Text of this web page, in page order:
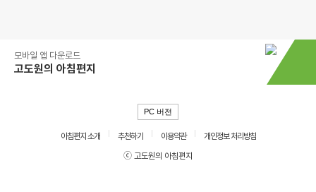
모바일 앱 다운로드
고도원의 아침편지
PC 버전
아침편지 소개 추천하기 이용약관
개인정보 처리방침
ⓒ 고도원의 아침편지